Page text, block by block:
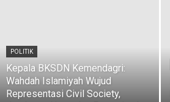
Sultra
POLITIK
Kepala BKSDN Kemendagri:
Wahdah Islamiyah Wujud
Representasi Civil Society,